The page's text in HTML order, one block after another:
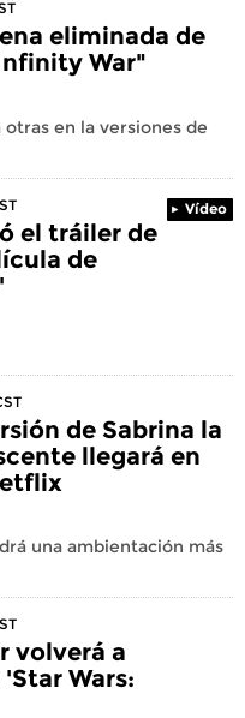
eliminada de
War"
en la versiones de
Vídeo
el tráiler de
de
de Sabrina la
llegará en
una ambientación más
volverá a
Wars: